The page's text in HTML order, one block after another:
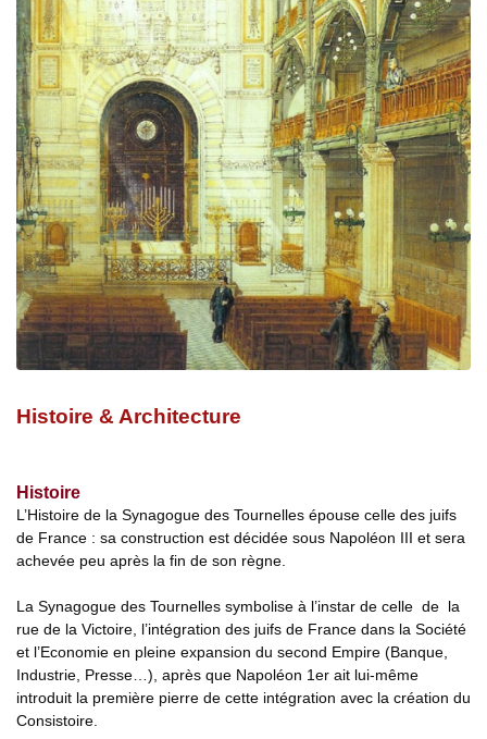
Histoire & Architecture
Histoire
L’Histoire de la Synagogue des Tournelles épouse celle des juifs
de France : sa construction est décidée sous Napoléon III et sera
achevée peu après la fin de son règne.
La Synagogue des Tournelles symbolise à l’instar de celle de la
rue de la Victoire, l’intégration des juifs de France dans la Société
et l’Economie en pleine expansion du second Empire (Banque,
Industrie, Presse…), après que Napoléon 1er ait lui-même
introduit la première pierre de cette intégration avec la création du
Consistoire.